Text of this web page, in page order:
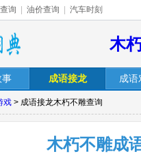
询 油价查询 汽车时刻
木
事 成语接龙 成语
戏 > 成语接龙木朽不雕查询
木朽不雕成